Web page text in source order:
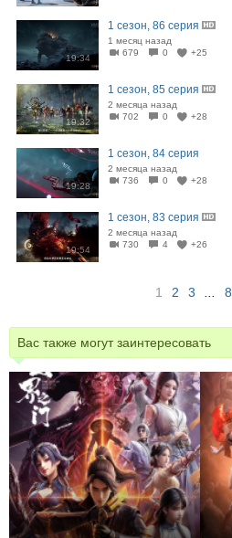
19:34
1 сезон, 86 серия
1 месяц назад
679
0 +25
19:32
1 сезон, 85 серия
2 месяца назад
702
0 +28
19:28
1 сезон, 84 серия
2 месяца назад
736
0 +28
19:54
1 сезон, 83 серия
2 месяца назад
730
4 +26
1 2 3 8
Вас также могут заинтересовать